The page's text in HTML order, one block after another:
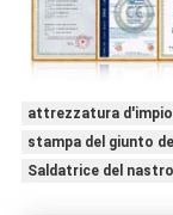
attrezzatura
stampa del giunto
Saldatrice del